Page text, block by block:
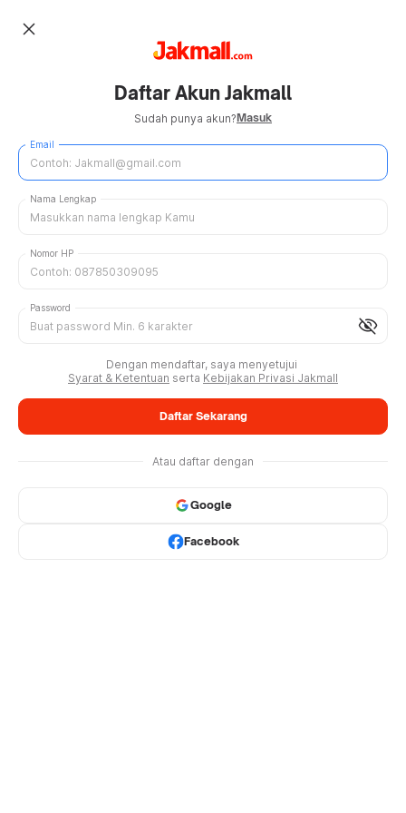
close
Daftar Akun Jakmall
Sudah punya akun?Masuk
Email
Nama Lengkap
Nomor HP
visibility_off
Password
Dengan mendaftar, saya menyetujui
Syarat & Ketentuan serta Kebijakan Privasi Jakmall
Daftar Sekarang
Atau daftar dengan
Google
Facebook